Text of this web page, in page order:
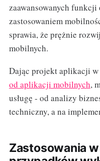
zaawansowanych
zastosowaniem
sprawia, że prężnie
mobilnych.
Dając projekt aplikacji
od aplikacji mobilnych,
usługę - od analizy
techniczny, a na
Zastosowania